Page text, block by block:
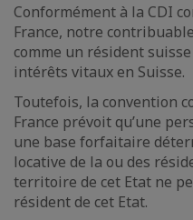
Conformément à la CDI
France, notre
comme un résident
intérêts vitaux en Suisse.
Toutefois, la convention
France prévoit qu’une
une base forfaitaire
locative de la ou des
territoire de cet Etat ne
résident de cet Etat.